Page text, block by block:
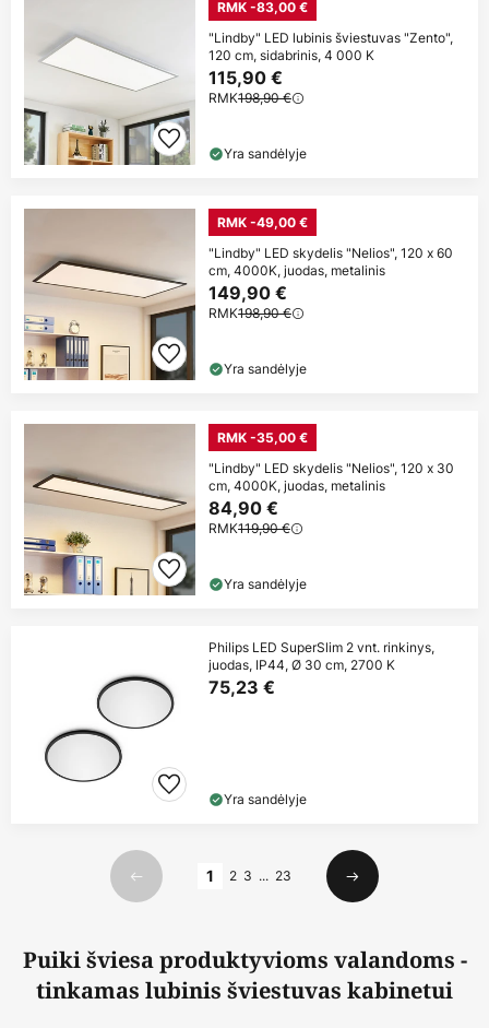
RMK -83,00 €
"Lindby" LED lubinis šviestuvas "Zento",
120 cm, sidabrinis, 4 000 K
115,90 €
RMK198,90 €
Yra sandėlyje
RMK -49,00 €
"Lindby" LED skydelis "Nelios", 120 x 60
cm, 4000K, juodas, metalinis
149,90 €
RMK198,90 €
Yra sandėlyje
RMK -35,00 €
"Lindby" LED skydelis "Nelios", 120 x 30
cm, 4000K, juodas, metalinis
84,90 €
RMK119,90 €
Yra sandėlyje
Philips LED SuperSlim 2 vnt. rinkinys,
juodas, IP44, Ø 30 cm, 2700 K
75,23 €
Yra sandėlyje
Ankstesnis
1 2 3 ... 23
Kitas
Puiki šviesa produktyvioms valandoms -
tinkamas lubinis šviestuvas kabinetui